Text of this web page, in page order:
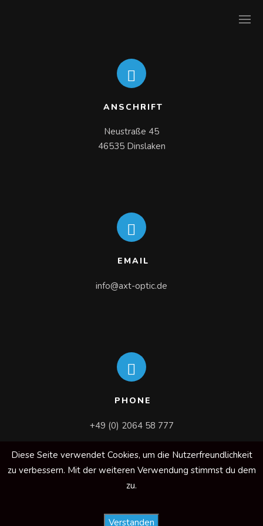
ANSCHRIFT
Neustraße 45
46535 Dinslaken
EMAIL
info@axt-optic.de
PHONE
+49 (0) 2064 58 777
Diese Seite verwendet Cookies, um die Nutzerfreundlichkeit
zu verbessern. Mit der weiteren Verwendung stimmst du dem
zu.
Verstanden